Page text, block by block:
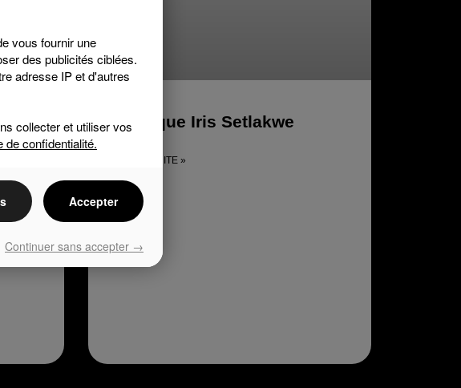
Boutique Iris Setlakwe
LIRE LA SUITE »
vous fournir une
des publicités ciblées.
adresse IP et d'autres
collecter et utiliser vos
de confidentialité.
Accepter
Continuer sans accepter →